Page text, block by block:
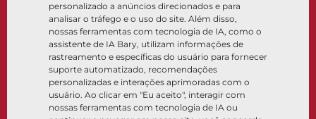
personalizado a anúncios direcionados e para
analisar o tráfego e o uso do site. Além disso,
nossas ferramentas com tecnologia de IA, como o
assistente de IA Bary, utilizam informações de
rastreamento e específicas do usuário para fornecer
suporte automatizado, recomendações
personalizadas e interações aprimoradas com o
usuário. Ao clicar em "Eu aceito", interagir com
nossas ferramentas com tecnologia de IA ou
Sobre
Locais
Parceria
Sustentabilidade
Portal do cliente
Documentos
Centro de conhecimento
Software
Seleção de materiais